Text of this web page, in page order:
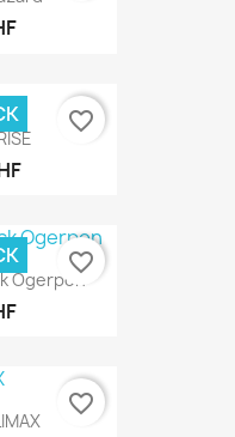
favorite_border
Ogerpon
favorite_border
favorite_border